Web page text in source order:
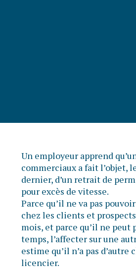
Un employeur apprend
commerciaux a fait l’objet,
dernier, d’un retrait de
pour excès de vitesse.
Parce qu’il ne va pas
chez les clients et
mois, et parce qu’il ne peut
temps, l’affecter sur une
estime qu’il n’a pas d’autre
licencier.